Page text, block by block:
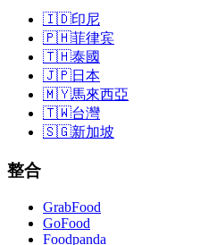
🇮🇩印尼
🇵🇭菲律宾
🇹🇭泰國
🇯🇵日本
🇲🇾馬來西亞
🇹🇼台灣
🇸🇬新加坡
整合
GrabFood
GoFood
Foodpanda